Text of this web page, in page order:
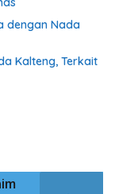
dengan Nada
Kalteng, Terkait